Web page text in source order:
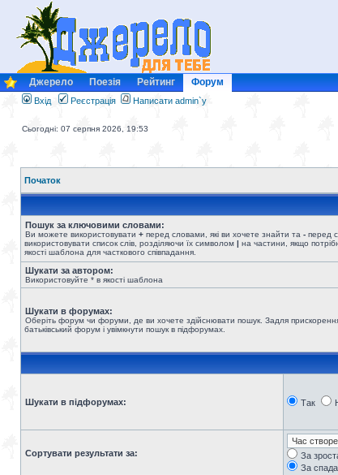
Джерело Поезія Рейтинг Форум
Вхід Реєстрація Написати admin`у
Сьогодні: 07 серпня 2026, 19:53
Початок
Пошук за ключовими словами:
Ви можете використовувати + перед словами, які ви хочете знайти та - перед
використовувати список слів, розділяючи їх символом | на частини, якщо
якості шаблона для часткового співпадання.
Шукати за автором:
Використовуйте * в якості шаблона
Шукати в форумах:
Оберіть форум чи форуми, де ви хочете здійснювати пошук. Задля
батьківський форум і увімкнути пошук в підфорумах.
Шукати в підфорумах: Так
Сортувати результати за:
За
За